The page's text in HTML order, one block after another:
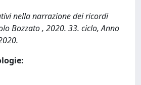
nella narrazione dei ricordi
Bozzato , 2020. 33. ciclo, Anno